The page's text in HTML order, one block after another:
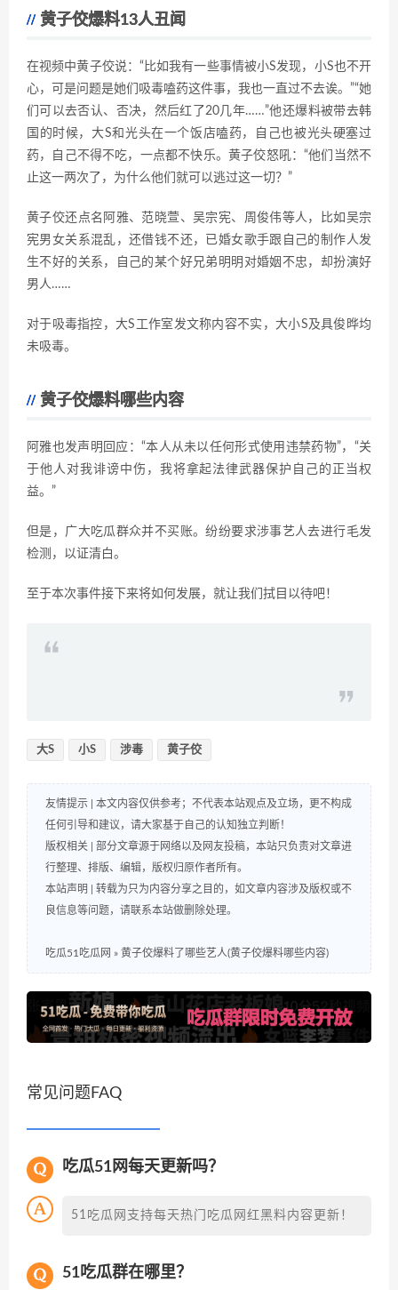
黄子佼爆料13人丑闻
在视频中黄子佼说：“比如我有一些事情被小S发现，小S也不开
心，可是问题是她们吸毒嗑药这件事，我也一直过不去诶。”“她
们可以去否认、否决，然后红了20几年……”他还爆料被带去韩
国的时候，大S和光头在一个饭店嗑药，自己也被光头硬塞过
药，自己不得不吃，一点都不快乐。黄子佼怒吼：“他们当然不
止这一两次了，为什么他们就可以逃过这一切？”
黄子佼还点名阿雅、范晓萱、吴宗宪、周俊伟等人，比如吴宗
宪男女关系混乱，还借钱不还，已婚女歌手跟自己的制作人发
生不好的关系，自己的某个好兄弟明明对婚姻不忠，却扮演好
男人……
对于吸毒指控，大S工作室发文称内容不实，大小S及具俊晔均
未吸毒。
黄子佼爆料哪些内容
阿雅也发声明回应：“本人从未以任何形式使用违禁药物”，“关
于他人对我诽谤中伤，我将拿起法律武器保护自己的正当权
益。”
但是，广大吃瓜群众并不买账。纷纷要求涉事艺人去进行毛发
检测，以证清白。
至于本次事件接下来将如何发展，就让我们拭目以待吧！
大S 小S 涉毒 黄子佼
友情提示 | 本文内容仅供参考；不代表本站观点及立场，更不构成
任何引导和建议，请大家基于自己的认知独立判断！
版权相关 | 部分文章源于网络以及网友投稿，本站只负责对文章进
行整理、排版、编辑，版权归原作者所有。
本站声明 | 转载为只为内容分享之目的，如文章内容涉及版权或不
良信息等问题，请联系本站做删除处理。
吃瓜51吃瓜网 » 黄子佼爆料了哪些艺人(黄子佼爆料哪些内容)
常见问题FAQ
吃瓜51网每天更新吗？
51吃瓜网支持每天热门吃瓜网红黑料内容更新！
51吃瓜群在哪里？